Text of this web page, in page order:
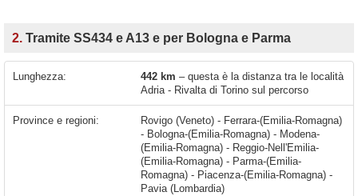
2. Tramite SS434 e A13 e per Bologna e Parma
Lunghezza: 442 km – questa è la distanza tra le località
Adria - Rivalta di Torino sul percorso
Province e regioni:
Rovigo (Veneto) - Ferrara-(Emilia-Romagna)
- Bologna-(Emilia-Romagna) - Modena-
(Emilia-Romagna) - Reggio-Nell'Emilia-
(Emilia-Romagna) - Parma-(Emilia-
Romagna) - Piacenza-(Emilia-Romagna) -
Pavia (Lombardia)